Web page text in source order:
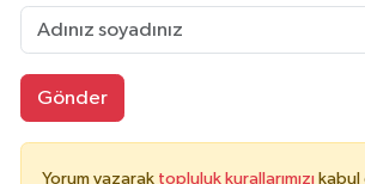
Gönder
Yorum yazarak topluluk kurallarımızı